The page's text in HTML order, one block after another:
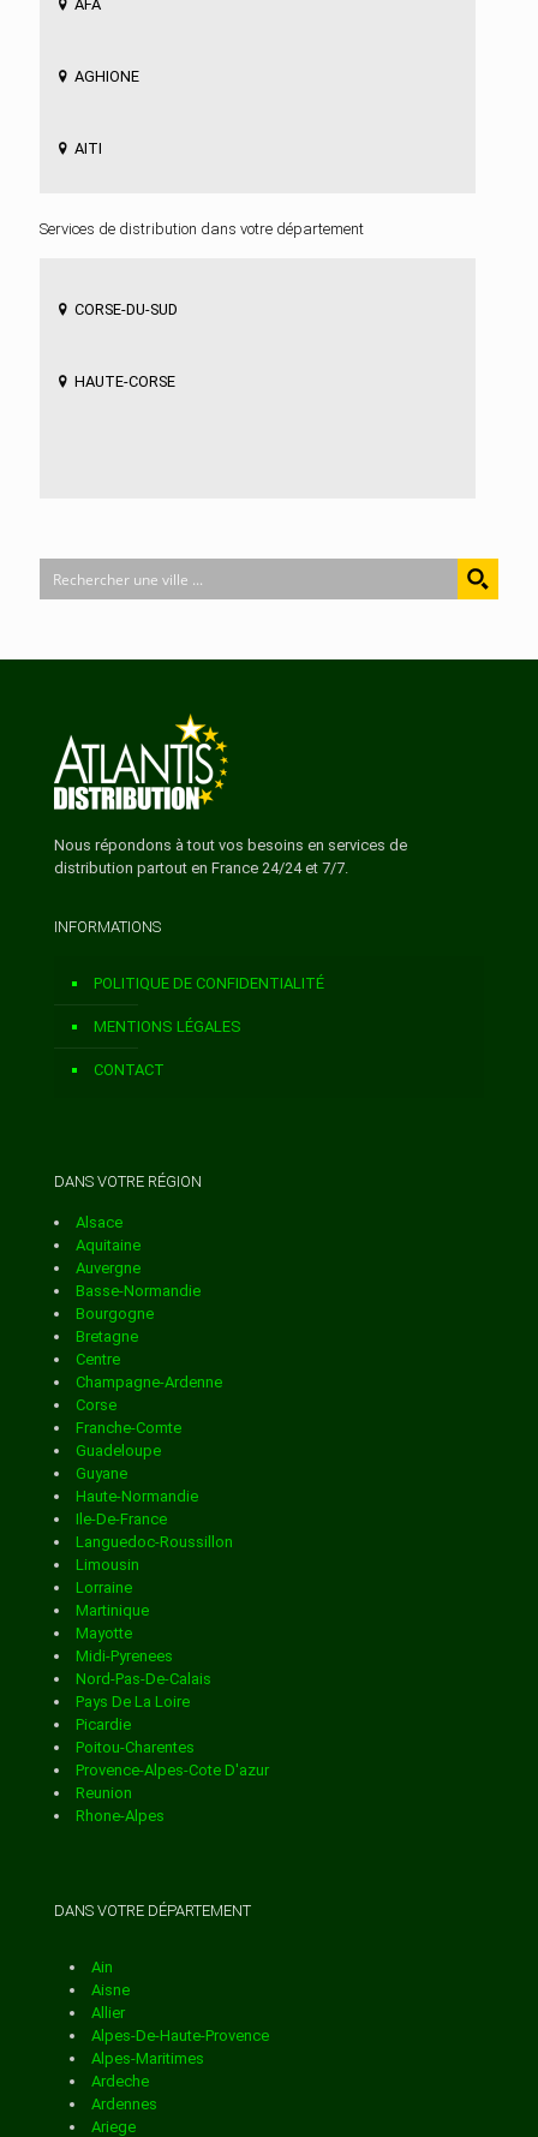
AFA
AGHIONE
AITI
AJACCIO
ALERIA
ALTIANI
ALZI
ARBELLARA
ARBORI
AREGNO
ARGIUSTA MORICCIO
ARRO
ASCO
AULLENE
AVAPESSA
AZILONE AMPAZA
BARBAGGIO
BARRETTALI
Services de distribution dans votre département
CORSE-DU-SUD
HAUTE-CORSE
Nous répondons à tout vos besoins en services de
distribution partout en France 24/24 et 7/7.
INFORMATIONS
POLITIQUE DE CONFIDENTIALITÉ
MENTIONS LÉGALES
CONTACT
DANS VOTRE RÉGION
Alsace
Aquitaine
Auvergne
Basse-Normandie
Bourgogne
Bretagne
Centre
Champagne-Ardenne
Corse
Franche-Comte
Guadeloupe
Guyane
Haute-Normandie
Ile-De-France
Languedoc-Roussillon
Limousin
Lorraine
Martinique
Mayotte
Midi-Pyrenees
Nord-Pas-De-Calais
Pays De La Loire
Picardie
Poitou-Charentes
Provence-Alpes-Cote D'azur
Reunion
Rhone-Alpes
DANS VOTRE DÉPARTEMENT
Ain
Aisne
Allier
Alpes-De-Haute-Provence
Alpes-Maritimes
Ardeche
Ardennes
Ariege